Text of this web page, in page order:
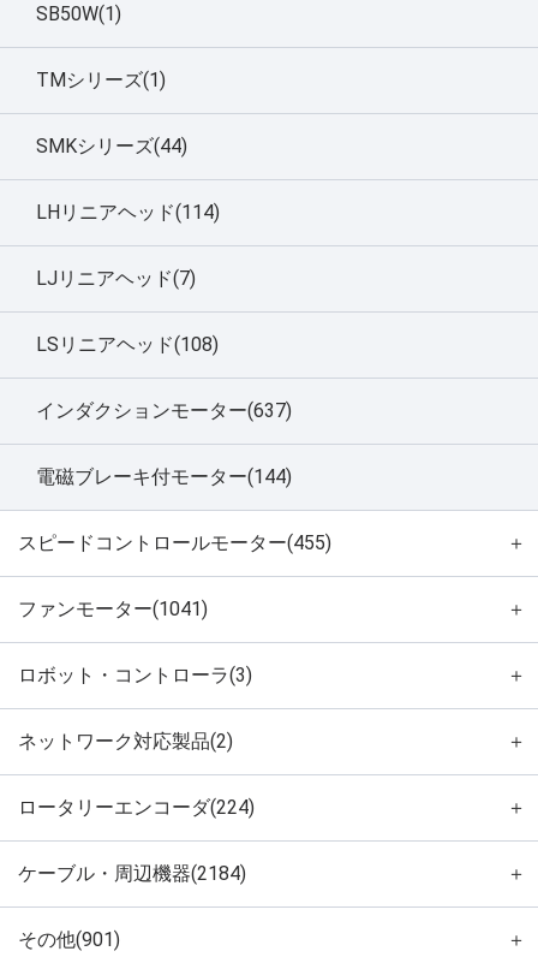
SB50W(1)
TMシリーズ(1)
SMKシリーズ(44)
LHリニアヘッド(114)
LJリニアヘッド(7)
LSリニアヘッド(108)
インダクションモーター(637)
電磁ブレーキ付モーター(144)
スピードコントロールモーター(455) ＋
ファンモーター(1041) ＋
ロボット・コントローラ(3) ＋
ネットワーク対応製品(2) ＋
ロータリーエンコーダ(224) ＋
ケーブル・周辺機器(2184) ＋
その他(901) ＋